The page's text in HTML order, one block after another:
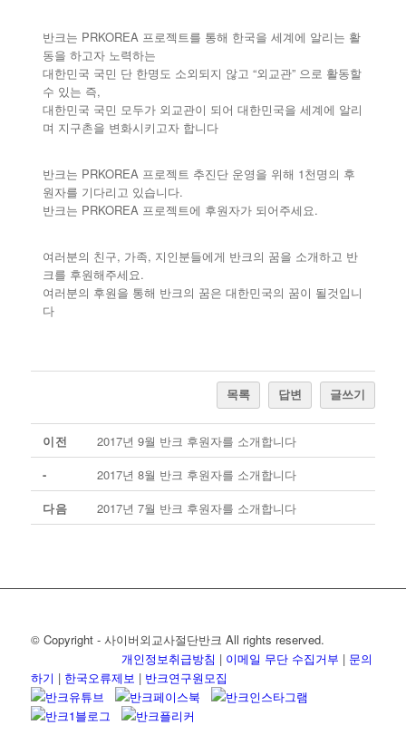
반크는 PRKOREA 프로젝트를 통해 한국을 세계에 알리는 활
동을 하고자 노력하는
대한민국 국민 단 한명도 소외되지 않고 “외교관” 으로 활동할
수 있는 즉,
대한민국 국민 모두가 외교관이 되어 대한민국을 세계에 알리
며 지구촌을 변화시키고자 합니다
반크는 PRKOREA 프로젝트 추진단 운영을 위해 1천명의 후
원자를 기다리고 있습니다.
반크는 PRKOREA 프로젝트에 후원자가 되어주세요.
여러분의 친구, 가족, 지인분들에게 반크의 꿈을 소개하고 반
크를 후원해주세요.
여러분의 후원을 통해 반크의 꿈은 대한민국의 꿈이 될것입니
다
목록 답변 글쓰기
이전
2017년 9월 반크 후원자를 소개합니다
-
2017년 8월 반크 후원자를 소개합니다
다음
2017년 7월 반크 후원자를 소개합니다
© Copyright - 사이버외교사절단반크 All rights reserved.
개인정보취급방침 | 이메일 무단 수집거부 | 문의
하기 | 한국오류제보 | 반크연구원모집